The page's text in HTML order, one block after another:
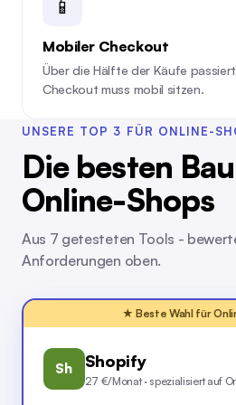
📱
Mobiler Checkout
Über die Hälfte der Käufe
Checkout muss mobil sitzen.
UNSERE TOP 3 FÜR ONLINE-
Die besten
Online-Shops
Aus 7 getesteten Tools -
Anforderungen oben.
★ Beste Wahl für
Sh Shopify
27 €/Monat · spezialisiert auf